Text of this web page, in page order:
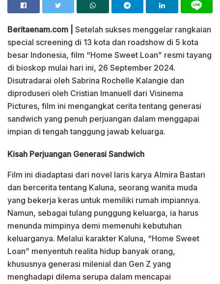
Beritaenam.com |
Setelah sukses menggelar rangkaian
special screening di 13 kota dan roadshow di 5 kota
besar Indonesia, film “Home Sweet Loan” resmi tayang
di bioskop mulai hari ini, 26 September 2024.
Disutradarai oleh Sabrina Rochelle Kalangie dan
diproduseri oleh Cristian Imanuell dari Visinema
Pictures, film ini mengangkat cerita tentang generasi
sandwich yang penuh perjuangan dalam menggapai
impian di tengah tanggung jawab keluarga.
Kisah Perjuangan Generasi Sandwich
Film ini diadaptasi dari novel laris karya Almira Bastari
dan bercerita tentang Kaluna, seorang wanita muda
yang bekerja keras untuk memiliki rumah impiannya.
Namun, sebagai tulang punggung keluarga, ia harus
menunda mimpinya demi memenuhi kebutuhan
keluarganya. Melalui karakter Kaluna, “Home Sweet
Loan” menyentuh realita hidup banyak orang,
khususnya generasi milenial dan Gen Z yang
menghadapi dilema serupa dalam mencapai